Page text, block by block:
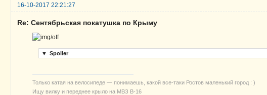
16-10-2017 22:21:27
Re: Сентябрьская покатушка по Крыму
▼ Spoiler
Только катая на велосипеде — понимаешь, какой все-таки Ростов маленький город : )
Ищу вилку и переднее крыло на МВЗ В-16